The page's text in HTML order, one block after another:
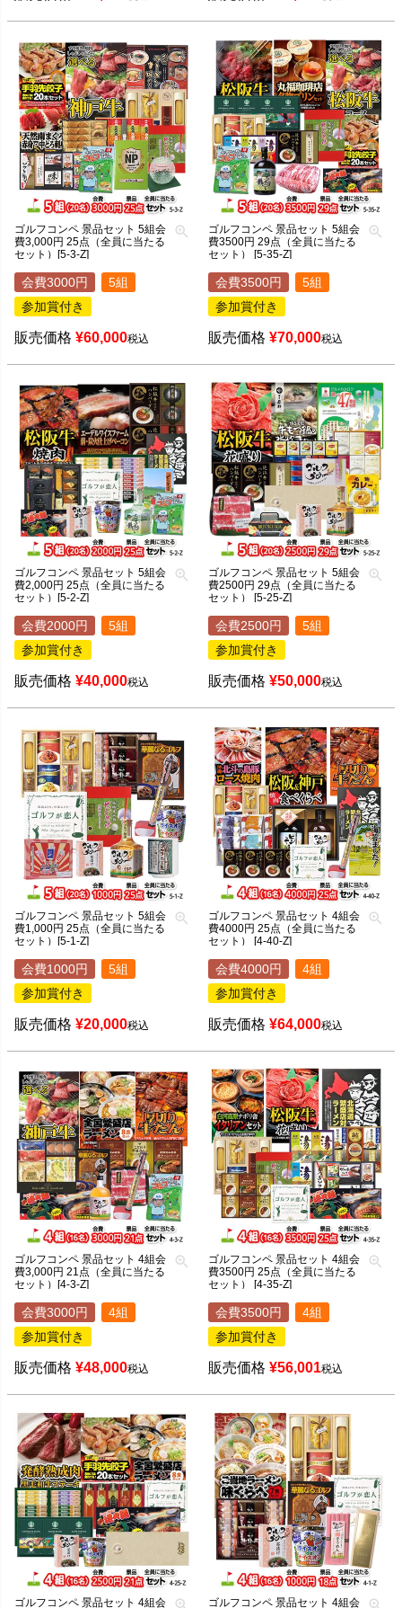
ゴルフコンペ 景品セット 5組会
費3,000円 25点（全員に当たる
セット）[5-3-Z]
会費3000円
5組
参加賞付き
販売価格 ¥60,000税込
ゴルフコンペ 景品セット 5組会
費3500円 29点（全員に当たる
セット） [5-35-Z]
会費3500円
5組
参加賞付き
販売価格 ¥70,000税込
ゴルフコンペ 景品セット 5組会
費2,000円 25点（全員に当たる
セット）[5-2-Z]
会費2000円
5組
参加賞付き
販売価格 ¥40,000税込
ゴルフコンペ 景品セット 5組会
費2500円 29点（全員に当たる
セット） [5-25-Z]
会費2500円
5組
参加賞付き
販売価格 ¥50,000税込
ゴルフコンペ 景品セット 5組会
費1,000円 25点（全員に当たる
セット）[5-1-Z]
会費1000円
5組
参加賞付き
販売価格 ¥20,000税込
ゴルフコンペ 景品セット 4組会
費4000円 25点（全員に当たる
セット） [4-40-Z]
会費4000円
4組
参加賞付き
販売価格 ¥64,000税込
ゴルフコンペ 景品セット 4組会
費3,000円 21点（全員に当たる
セット）[4-3-Z]
会費3000円
4組
参加賞付き
販売価格 ¥48,000税込
ゴルフコンペ 景品セット 4組会
費3500円 25点（全員に当たる
セット） [4-35-Z]
会費3500円
4組
参加賞付き
販売価格 ¥56,001税込
ゴルフコンペ 景品セット 4組会 ゴルフコンペ 景品セット 4組会